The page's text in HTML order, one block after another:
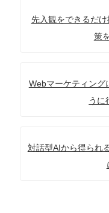
先入観をできるだ
策
Webマーケティング
うに
対話型AIから得られ